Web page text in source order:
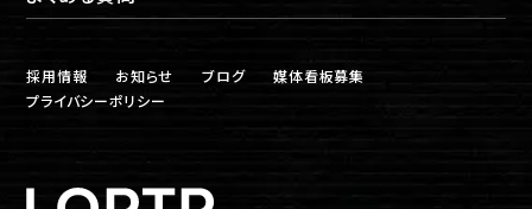
採用情報 お知らせ ブログ
媒体看板募集
プライバシーポリシー